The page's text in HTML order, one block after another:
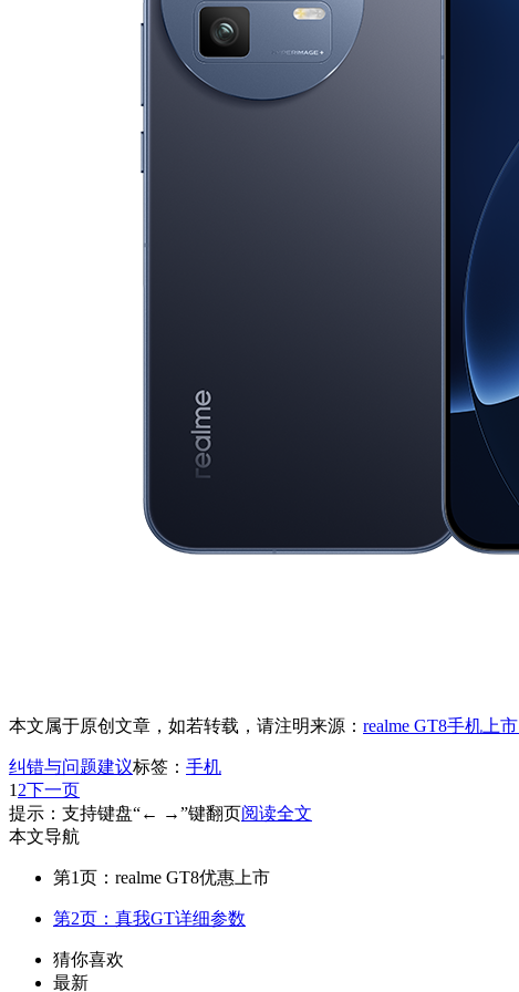
本文属于原创文章，如若转载，请注明来源： realme GT8手机上
纠错与问题建议标签： 手机
1 2下一页
提示：支持键盘“← →”键翻页阅读全文
本文导航
第1页：realme GT8优惠上市
第2页：真我GT详细参数
猜你喜欢
最新